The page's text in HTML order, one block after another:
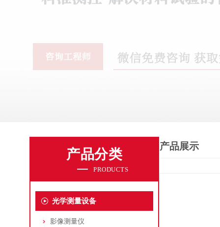
产品分类
PRODUCTS
光学测量设备
影像测量仪
产品展示